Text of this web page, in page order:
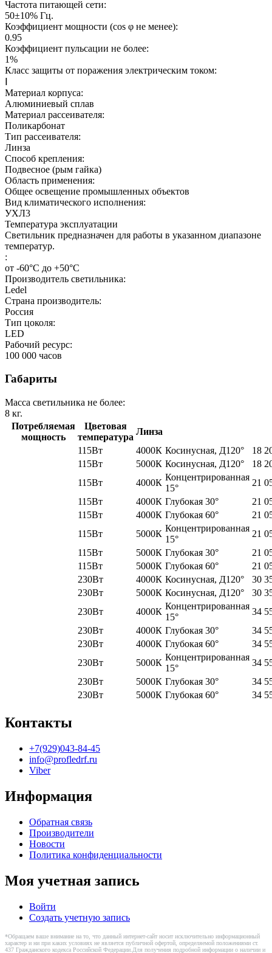
Частота питающей сети:
50±10% Гц.
Коэффициент мощности (cos φ не менее):
0.95
Коэффициент пульсации не более:
1%
Класс защиты от поражения электрическим током:
Материал корпуса:
Алюминиевый сплав
Материал рассеивателя:
Поликарбонат
Тип рассеивателя:
Линза
Способ крепления:
Подвесное (рым гайка)
Область применения:
Общее освещение промышленных объектов
Вид климатического исполнения:
УХЛ3
Температура эксплуатации
Светильник предназначен для работы в указанном диапазоне
температур.
:
от -60°С до +50°С
Производитель светильника:
Ledel
Страна производитель:
Россия
Тип цоколя:
LED
Рабочий ресурс:
100 000 часов
Габариты
Масса светильника не более:
8 кг.
Потребляемая
мощность
Цветовая
температура
Линза
115Вт
4000К Косинусная, Д120°
18
115Вт
5000К Косинусная, Д120°
18
115Вт
4000К
Концентрированная
15°
21
115Вт
4000К Глубокая 30°
21
115Вт
4000К Глубокая 60°
21
115Вт
5000К
Концентрированная
15°
21
115Вт
5000К Глубокая 30°
21
115Вт
5000К Глубокая 60°
21
230Вт
4000К Косинусная, Д120°
30
230Вт
5000К Косинусная, Д120°
30
230Вт
4000К
Концентрированная
15°
34
230Вт
4000К Глубокая 30°
34
230Вт
4000К Глубокая 60°
34
230Вт
5000К
Концентрированная
15°
34
230Вт
5000К Глубокая 30°
34
230Вт
5000К Глубокая 60° 34
Контакты
+7(929)043-84-45
info@profledrf.ru
Viber
Информация
Обратная связь
Производители
Новости
Политика конфиденциальности
Моя учетная запись
Войти
Создать учетную запись
*Обращаем ваше внимание на то, что данный интернет-сайт носит исключительно информационный
характер и ни при каких условиях не является публичной офертой, определяемой положениями ст.
437 Гражданского кодекса Российской Федерации.Для получения подробной информации о наличии и